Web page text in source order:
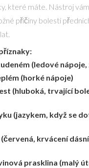
které máte. Nástroj
příčiny bolesti
(ledové nápoje,
(horké nápoje)
(hluboká, trvající
(jazykem, když se
krvácení
prasklina (malý